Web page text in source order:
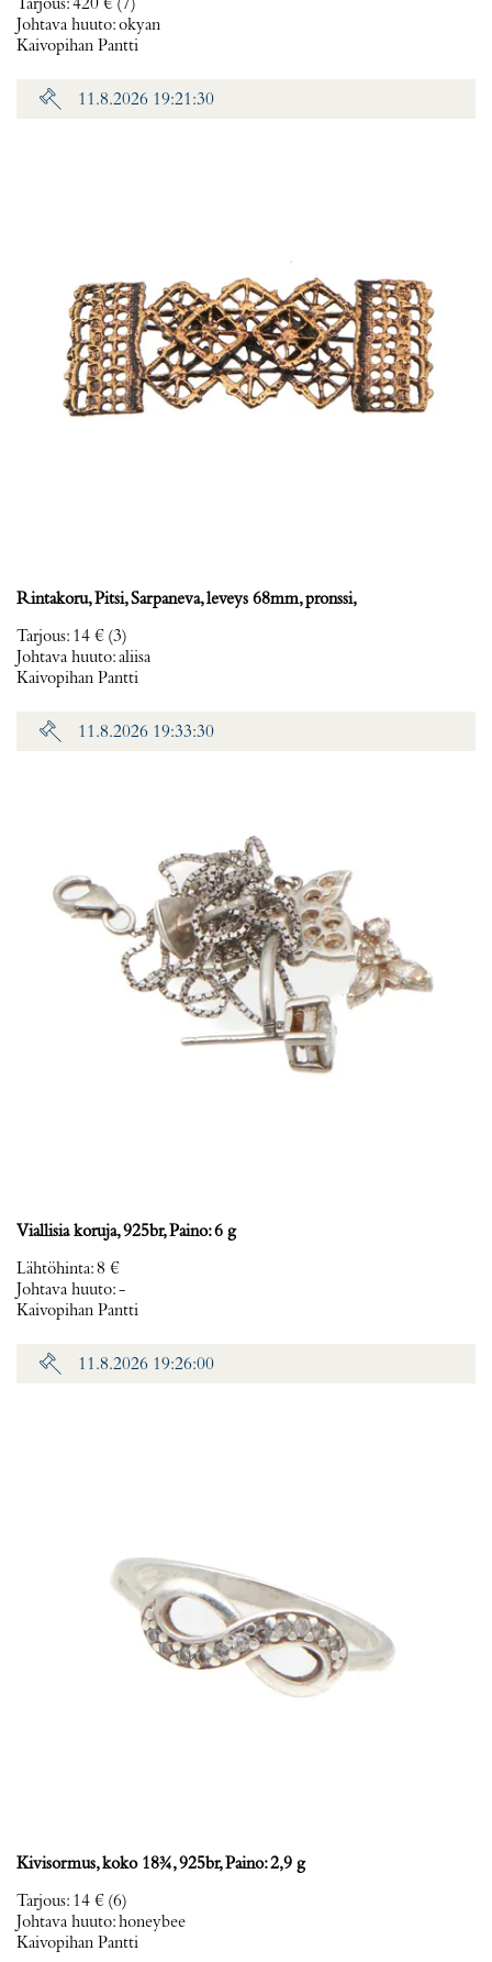
Tarjous:420 € (7)
Johtava huuto:okyan
Kaivopihan Pantti
11.8.2026 19:21:30
Rintakoru, Pitsi, Sarpaneva, leveys 68mm, pronssi,
Tarjous: 14 € (3)
Johtava huuto:aliisa
Kaivopihan Pantti
11.8.2026 19:33:30
Viallisia koruja, 925br, Paino: 6 g
Lähtöhinta:8 €
Johtava huuto:-
Kaivopihan Pantti
11.8.2026 19:26:00
Kivisormus, koko 18¾, 925br, Paino: 2,9 g
Tarjous: 14 € (6)
Johtava huuto:honeybee
Kaivopihan Pantti